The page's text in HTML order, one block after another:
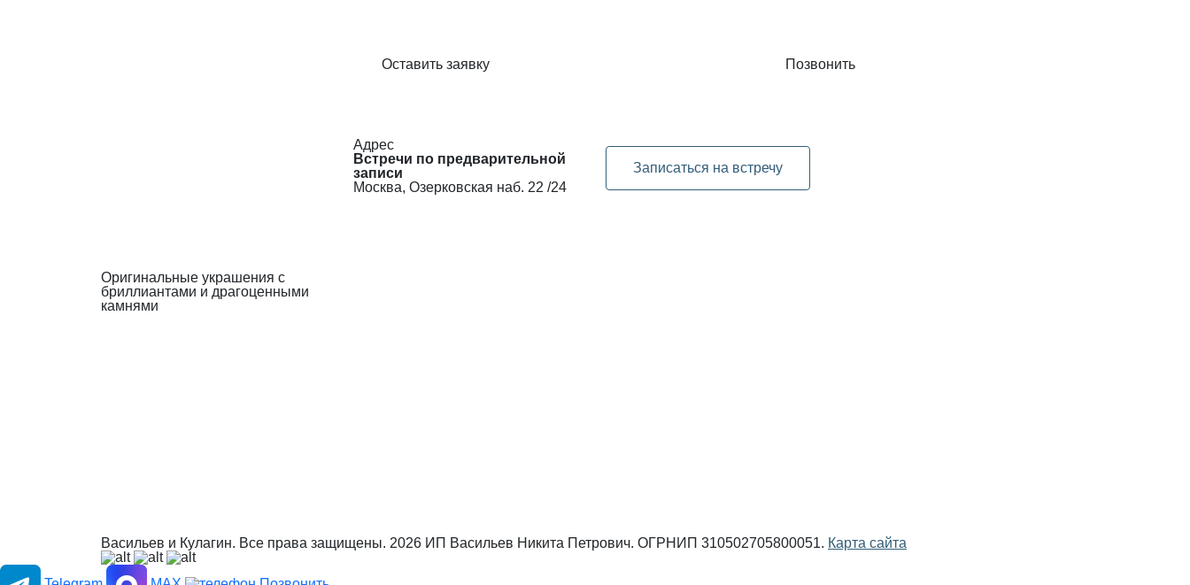
Оставить заявку Позвонить
Оригинальные украшения с
бриллиантами и драгоценными
камнями
Адрес
Встречи по предварительной
записи
Москва, Озерковская наб. 22 /24
Записаться на встречу
Васильев и Кулагин. Все права защищены. 2026 ИП Васильев Никита Петрович. ОГРНИП 310502705800051. Карта сайта